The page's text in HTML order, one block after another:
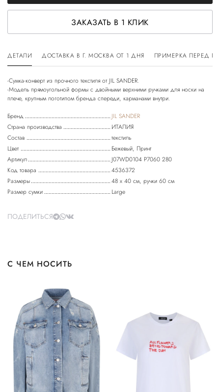
ЗАКАЗАТЬ В 1 КЛИК
ДЕТАЛИ ДОСТАВКА В Г. МОСКВА ОТ 1 ДНЯ ПРИМЕРКА ПЕРЕД
-Сумка-конверт из прочного текстиля от JIL SANDER.
-Модель прямоугольной формы с двойными верхними ручками для носки на
Бренд
JIL SANDER
Страна производства
ИТАЛИЯ
Состав
текстиль
Цвет
Бежевый, Принт
Артикул
J07WD0104 P7060 280
Код товара
4536372
Размеры
48 х 40 см, ручки 60 см
Размер сумки
Large
ПОДЕЛИТЬСЯ
С ЧЕМ НОСИТЬ